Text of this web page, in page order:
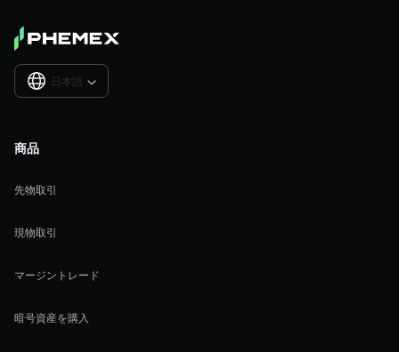
日本語 
商品
先物取引
現物取引
マージントレード
暗号資産を購入